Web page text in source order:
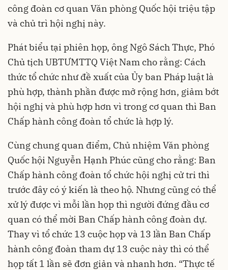
công đoàn cơ quan Văn phòng Quốc hội triệu tập
và chủ trì hội nghị này.
Phát biểu tại phiên họp, ông Ngô Sách Thực, Phó
Chủ tịch UBTƯMTTQ Việt Nam cho rằng: Cách
thức tổ chức như đề xuất của Ủy ban Pháp luật là
phù hợp, thành phần được mở rộng hơn, giảm bớt
hội nghị và phù hợp hơn vì trong cơ quan thì Ban
Chấp hành công đoàn tổ chức là hợp lý.
Cùng chung quan điểm, Chủ nhiệm Văn phòng
Quốc hội Nguyễn Hạnh Phúc cũng cho rằng: Ban
Chấp hành công đoàn tổ chức hội nghị cử tri thì
trước đây có ý kiến là theo hộ. Nhưng cũng có thể
xử lý được vì mỗi lần họp thì người đứng đầu cơ
quan có thể mời Ban Chấp hành công đoàn dự.
Thay vì tổ chức 13 cuộc họp và 13 lần Ban Chấp
hành công đoàn tham dự 13 cuộc này thì có thể
họp tất 1 lần sẽ đơn giản và nhanh hơn. “Thực tế